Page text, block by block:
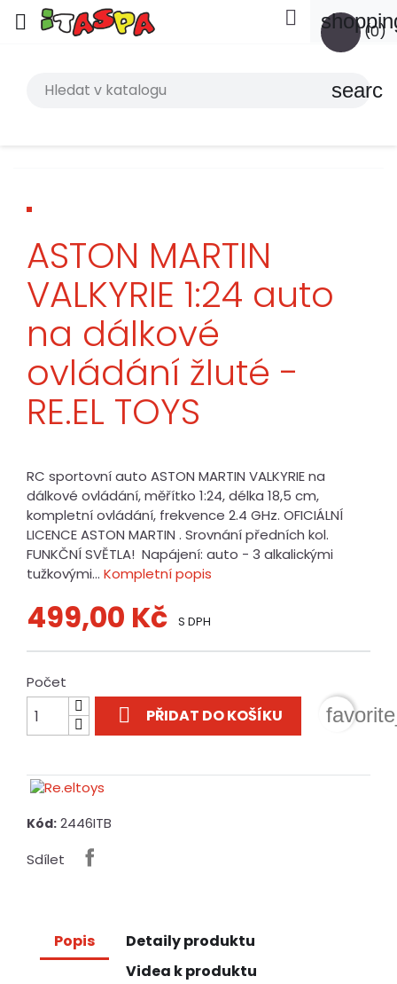
 (0)

search
ASTON MARTIN
VALKYRIE 1:24 auto
na dálkové
ovládání žluté -
RE.EL TOYS
RC sportovní auto ASTON MARTIN VALKYRIE na
dálkové ovládání, měřítko 1:24, délka 18,5 cm,
kompletní ovládání, frekvence 2.4 GHz. OFICIÁLNÍ
LICENCE ASTON MARTIN . Srovnání předních kol.
FUNKČNÍ SVĚTLA! Napájení: auto - 3 alkalickými
tužkovými... Kompletní popis
499,00 Kč S DPH
Počet
 PŘIDAT DO KOŠÍKU
Kód: 2446ITB
Sdílet
Popis
Detaily produktu
Videa k produktu